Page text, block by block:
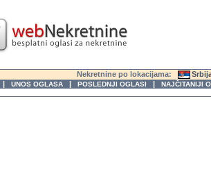
Nekretnine po lokacijama:
| UNOS OGLASA | POSLEDNJI OGLASI | NAJČITANIJI